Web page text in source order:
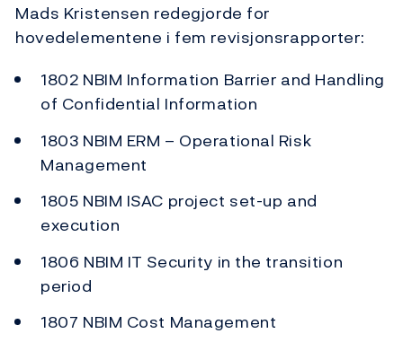
Mads Kristensen redegjorde for
hovedelementene i fem revisjonsrapporter:
1802 NBIM Information Barrier and Handling
of Confidential Information
1803 NBIM ERM – Operational Risk
Management
1805 NBIM ISAC project set-up and
execution
1806 NBIM IT Security in the transition
period
1807 NBIM Cost Management